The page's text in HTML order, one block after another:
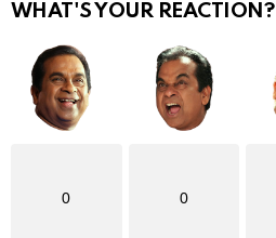
e
WHAT'S YOUR REACTION?
0 0